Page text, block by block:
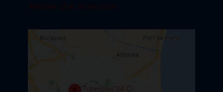
Miercoles 12-8: 07:00-15:00